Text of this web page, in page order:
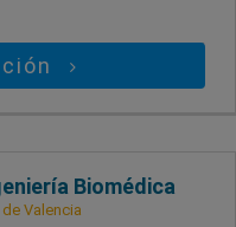
Biomédica
Valencia